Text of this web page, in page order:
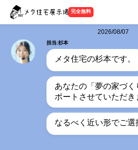
完全無料
2026/08/07
担当:杉本
メタ住宅の杉本です。
あなたの「夢の家づ
ポートさせていただき
なるべく近い形でご選